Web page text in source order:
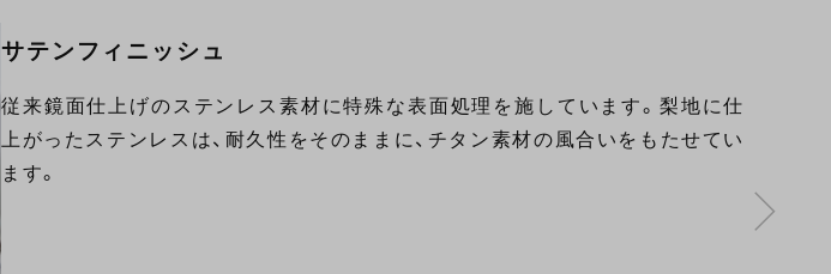
サテンフィニッシュ
従来鏡面仕上げのステンレス素材に特殊な表面処理を施しています。梨地に仕
上がったステンレスは、耐久性をそのままに、チタン素材の風合いをもたせてい
ます。